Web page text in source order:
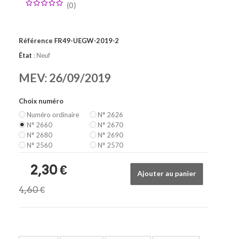
(0)
Référence FR49-UEGW-2019-2
État : Neuf
MEV: 26/09/2019
Choix numéro
Numéro ordinaire
N° 2626
N° 2660
N° 2670
N° 2680
N° 2690
N° 2560
N° 2570
Ajouter au panier
2,30 €
4,60 €